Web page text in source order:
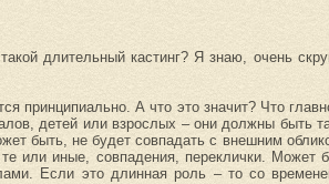
длительный кастинг? Я знаю, очень
принципиально. А что это значит? Что
детей или взрослых – они должны быть
быть, не будет совпадать с внешним
или иные, совпадения, переклички. Может
Если это длинная роль – то со